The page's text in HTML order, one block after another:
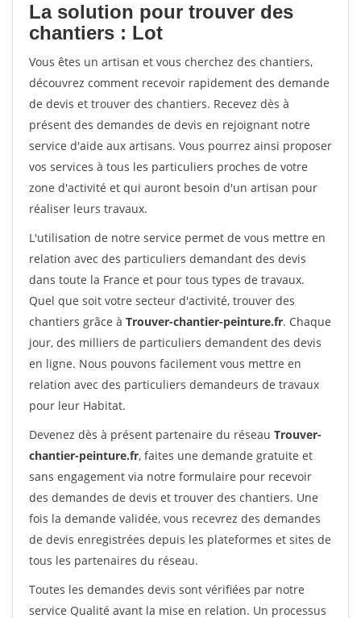
La solution pour trouver des
chantiers : Lot
Vous êtes un artisan et vous cherchez des chantiers,
découvrez comment recevoir rapidement des demande
de devis et trouver des chantiers. Recevez dès à
présent des demandes de devis en rejoignant notre
service d'aide aux artisans. Vous pourrez ainsi proposer
vos services à tous les particuliers proches de votre
zone d'activité et qui auront besoin d'un artisan pour
réaliser leurs travaux.
L'utilisation de notre service permet de vous mettre en
relation avec des particuliers demandant des devis
dans toute la France et pour tous types de travaux.
Quel que soit votre secteur d'activité, trouver des
chantiers grâce à Trouver-chantier-peinture.fr. Chaque
jour, des milliers de particuliers demandent des devis
en ligne. Nous pouvons facilement vous mettre en
relation avec des particuliers demandeurs de travaux
pour leur Habitat.
Devenez dès à présent partenaire du réseau Trouver-
chantier-peinture.fr, faites une demande gratuite et
sans engagement via notre formulaire pour recevoir
des demandes de devis et trouver des chantiers. Une
fois la demande validée, vous recevrez des demandes
de devis enregistrées depuis les plateformes et sites de
tous les partenaires du réseau.
Toutes les demandes devis sont vérifiées par notre
service Qualité avant la mise en relation. Un processus